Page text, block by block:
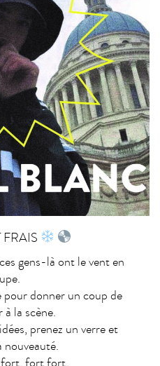
FRAIS
gens-là ont le vent en
donner un coup de
la scène.
prenez un verre et
nouveauté.
fort, fort fort.